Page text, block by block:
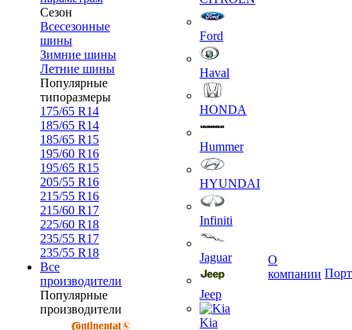
Сезон
Всесезонные
шины
Зимние шины
Летние шины
Популярные
типоразмеры
175/65 R14
185/65 R14
185/65 R15
195/60 R16
195/65 R15
205/55 R16
215/55 R16
215/60 R17
225/60 R18
235/55 R17
235/55 R18
Все
производители
Популярные
производители
Ford
Haval
HONDA
Hummer
HYUNDAI
Infiniti
Jaguar
Jeep
Kia
О
компании